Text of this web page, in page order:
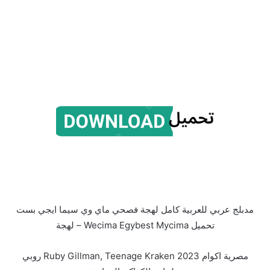
مدبلج عربي للعربية كامل لهجة فصحي ماي وي سيما ايجي بست
تحميل Wecima Egybest Mycima – لهجة
مصرية اكوام Ruby Gillman, Teenage Kraken 2023 روبي